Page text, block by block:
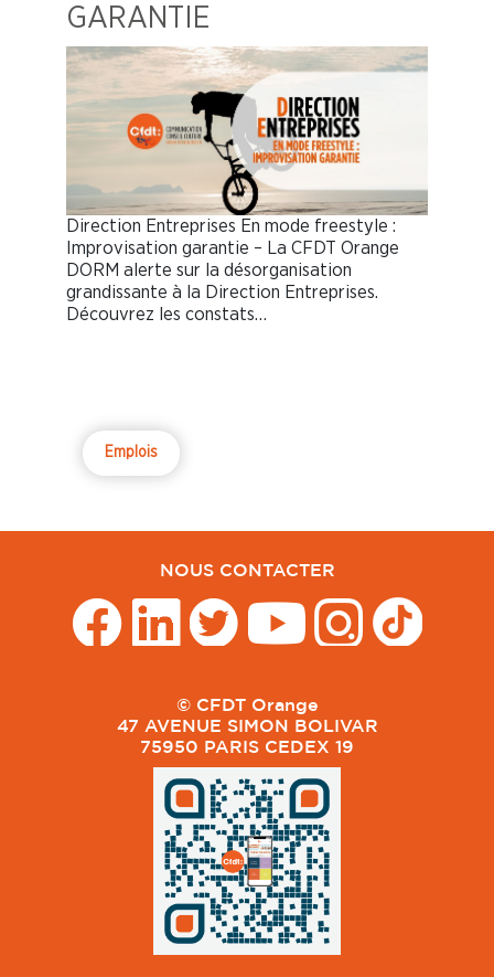
GARANTIE
Direction Entreprises En mode freestyle :
Improvisation garantie – La CFDT Orange
DORM alerte sur la désorganisation
grandissante à la Direction Entreprises.
Découvrez les constats…
Emplois
NOUS CONTACTER
© CFDT Orange
47 AVENUE SIMON BOLIVAR
75950 PARIS CEDEX 19